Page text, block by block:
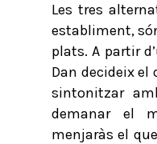
Les tres
establiment,
plats. A partir
Dan decideix
sintonitzar
demanar el
menjaràs el